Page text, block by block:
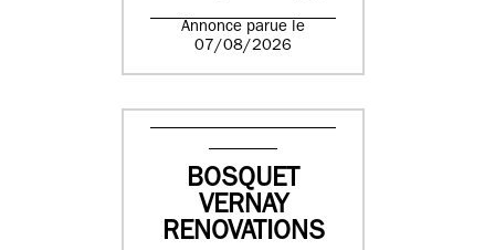
Annonce parue le
07/08/2026
BOSQUET
VERNAY
RENOVATIONS